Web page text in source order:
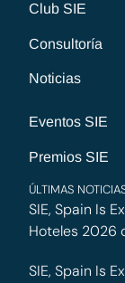
Club SIE
Consultoría
Noticias
Eventos SIE
Premios SIE
ÚLTIMAS
SIE, Spain Is
Hoteles 2026
SIE, Spain Is